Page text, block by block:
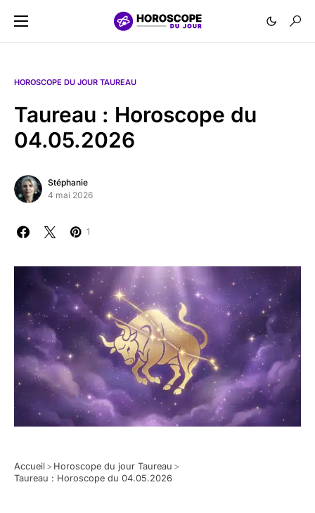
HOROSCOPE DU JOUR TAUREAU
Taureau : Horoscope du
04.05.2026
Stéphanie
4 mai 2026
1
Accueil > Horoscope du jour Taureau >
Taureau : Horoscope du 04.05.2026